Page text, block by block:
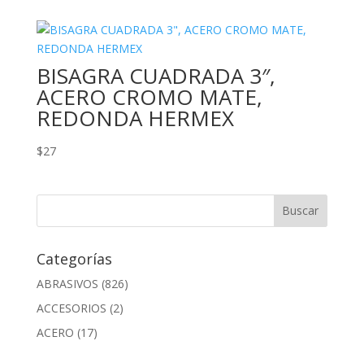
BISAGRA CUADRADA 3″,
ACERO CROMO MATE,
REDONDA HERMEX
$27
Categorías
ABRASIVOS (826)
ACCESORIOS (2)
ACERO (17)